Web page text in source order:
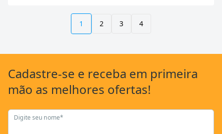
1 2 3 4
Cadastre-se e receba em primeira
mão as melhores ofertas!
Digite seu nome*